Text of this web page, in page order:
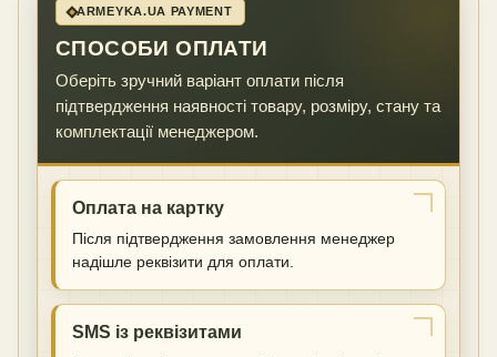
ARMEYKA.UA PAYMENT
СПОСОБИ ОПЛАТИ
Оберіть зручний варіант оплати після
підтвердження наявності товару, розміру, стану та
комплектації менеджером.
Оплата на картку
Після підтвердження замовлення менеджер
надішле реквізити для оплати.
SMS із реквізитами